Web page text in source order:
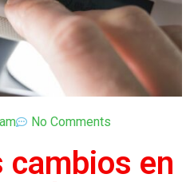
No Comments
cambios en